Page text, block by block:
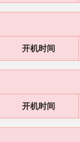
开机时间
开机时间